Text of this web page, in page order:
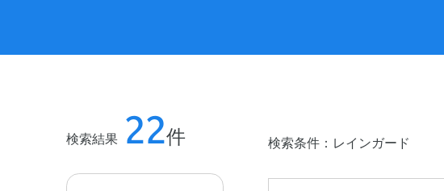
検索結果 22件 検索条件： レインガード